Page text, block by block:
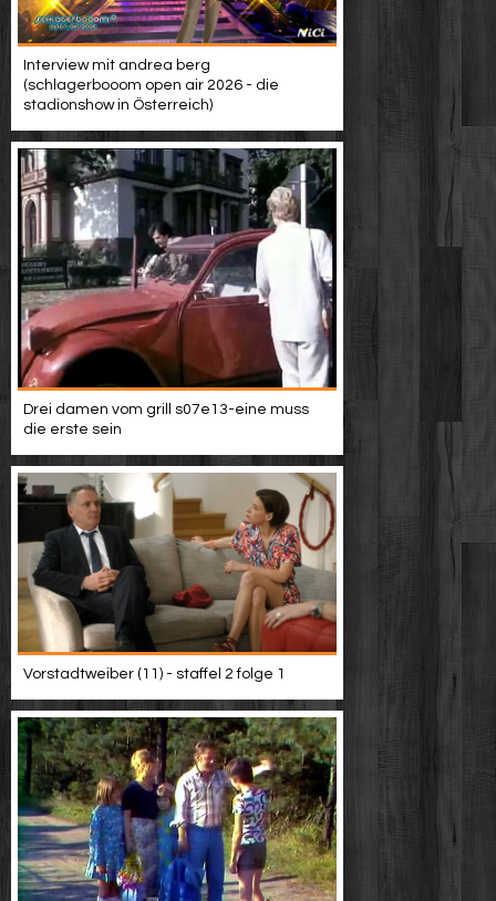
Interview mit andrea berg
(schlagerbooom open air 2026 - die
stadionshow in Österreich)
Drei damen vom grill s07e13-eine muss
die erste sein
Vorstadtweiber (11) - staffel 2 folge 1